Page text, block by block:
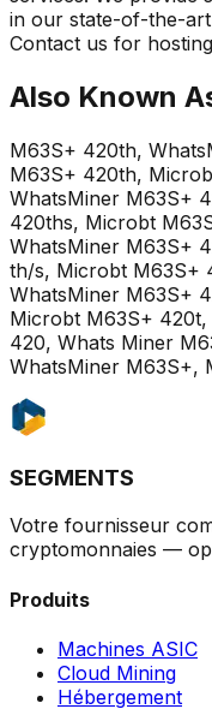
in our state-of-the-
Contact us for
Also Known
M63S+ 420th,
M63S+ 420th,
WhatsMiner M63S+
420ths, Microbt
WhatsMiner M63S+
th/s, Microbt M63S+
WhatsMiner M63S+
Microbt M63S+
420, Whats Miner
WhatsMiner M63S+,
SEGMENTS
Votre fournisseur
cryptomonnaies —
Produits
Machines ASIC
Cloud Mining
Hébergement